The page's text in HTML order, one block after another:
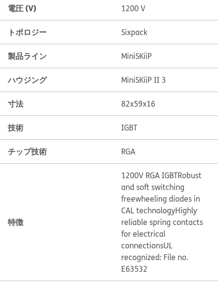
電圧 (V) 1200 V
トポロジー Sixpack
製品ライン MiniSKiiP
ハウジング MiniSKiiP II 3
寸法 82x59x16
技術 IGBT
チップ技術 RGA
特徴
1200V RGA IGBTRobust
and soft switching
freewheeling diodes in
CAL technologyHighly
reliable spring contacts
for electrical
connectionsUL
recognized: File no.
E63532